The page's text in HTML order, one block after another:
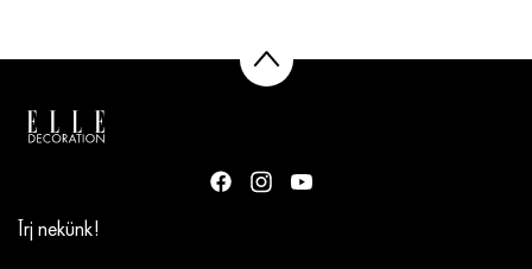
Írj nekünk!